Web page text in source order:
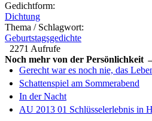
Gedichtform:
Dichtung
Thema / Schlagwort:
Geburtstagsgedichte
2271 Aufrufe
Noch mehr von der Persönlichkeit
Gerecht war es noch nie, das
Schattenspiel am Sommerabend
In der Nacht
AU 2013 01 Schlüsselerlebnis in